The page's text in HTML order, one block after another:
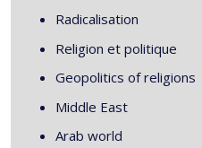
Radicalisation
Religion et politique
Geopolitics of religions
Middle East
Arab world